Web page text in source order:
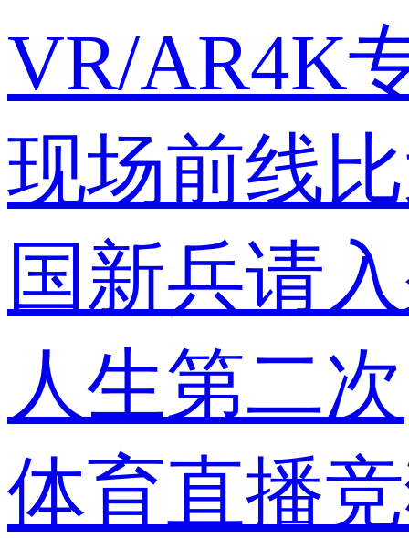
VR/AR4K
现场前线
国 新兵请
人生第二次
体育直播